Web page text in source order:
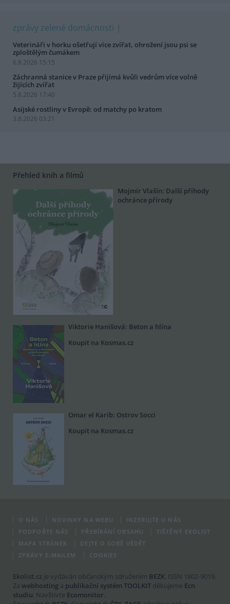
zprávy zelené domácnosti
Veterináři v horku ošetřují více zvířat, ohrožení jsou psi se
zploštělým čumákem
6.8.2026 15:15
Záchranná stanice v Praze přijímá kvůli vedrům více volně
žijících zvířat
5.8.2026 17:40
Asijské rostliny v Evropě: od matchy po kratom
3.8.2026 03:21
Přehled knih a filmů
Mojmír Vlašín: Další příhody
ochránce přírody
Viktorie Hanišová: Beton a hlína
Koupit na Kosmas.cz
Omar el Karib: Ostrov Socci
Koupit na Kosmas.cz
O NÁS NOVINKY NA WEBU
INZERUJTE U NÁS
PODPOŘTE NÁS
PŘEBÍRÁNÍ OBSAHU
TIŠTĚNÝ EKOLIST
MAPA STRÁNEK
DEJTE O SOBĚ VĚDĚT
ZPRÁVY E-MAILEM
COOKIES
Ekolist.cz je vydáván občanským sdružením BEZK. ISSN 1802-9019.
Za webhosting a publikační systém TOOLKIT děkujeme Ecn
studiu. Navštivte Ecomonitor.